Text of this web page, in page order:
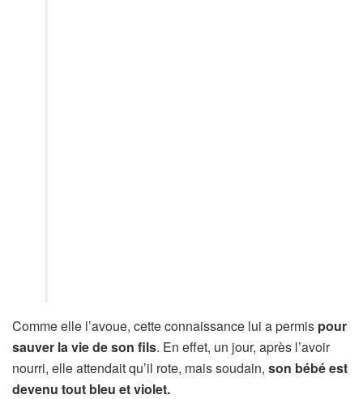
Comme elle l’avoue, cette connaissance lui a permis pour
sauver la vie de son fils. En effet, un jour, après l’avoir
nourri, elle attendait qu’il rote, mais soudain, son bébé est
devenu tout bleu et violet.